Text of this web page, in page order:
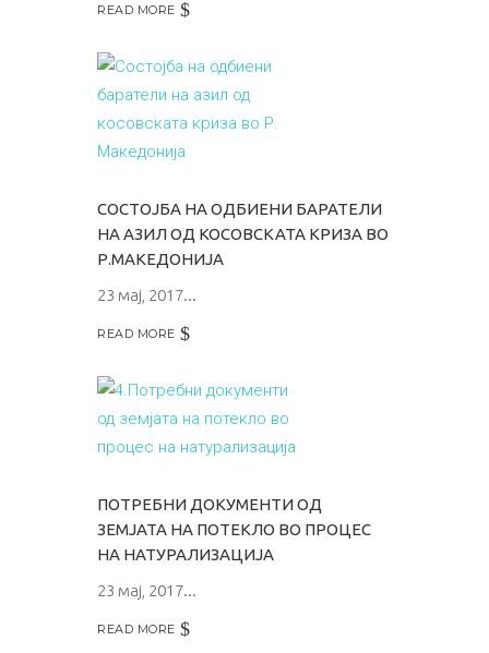
READ MORE
СОСТОЈБА НА ОДБИЕНИ БАРАТЕЛИ
НА АЗИЛ ОД КОСОВСКАТА КРИЗА ВО
Р.МАКЕДОНИЈА
23 мај, 2017
READ MORE
ПОТРЕБНИ ДОКУМЕНТИ ОД
ЗЕМЈАТА НА ПОТЕКЛО ВО ПРОЦЕС
НА НАТУРАЛИЗАЦИЈА
23 мај, 2017
READ MORE